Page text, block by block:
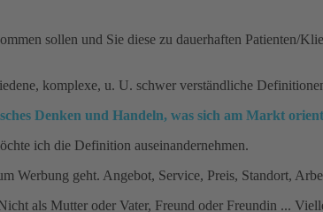
sollen und Sie diese zu dauerhaften Patienten/
komplexe, u. U. schwer verständliche
Denken und Handeln, was sich am Markt
ich die Definition auseinandernehmen.
Werbung geht. Angebot, Service, Preis, Standort,
als Mutter oder Vater, Freund oder Freundin ...